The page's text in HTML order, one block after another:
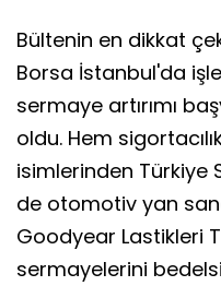
Bültenin en dikkat
Borsa İstanbul'da
sermaye artırımı
oldu. Hem
isimlerinden Türkiye
de otomotiv yan
Goodyear Lastikleri
sermayelerini